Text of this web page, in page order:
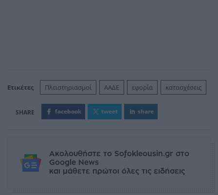
Ετικέτες Πλειστηριασμοί ΑΑΔΕ εφορία κατασχέσεις
facebook tweet share
Ακολουθήστε το Sofokleousin.gr στο
Google News
και μάθετε πρώτοι όλες τις ειδήσεις